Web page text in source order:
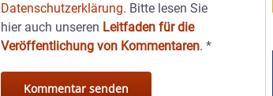
Datenschutzerklärung. Bitte lesen Sie
hier auch unseren Leitfaden für die
Veröffentlichung von Kommentaren.*